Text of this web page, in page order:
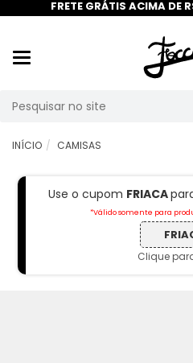
FRETE GRÁTIS ACIMA DE
INÍCIO CAMISAS
Use o cupom FRIACA
*Válido somente para
Clique